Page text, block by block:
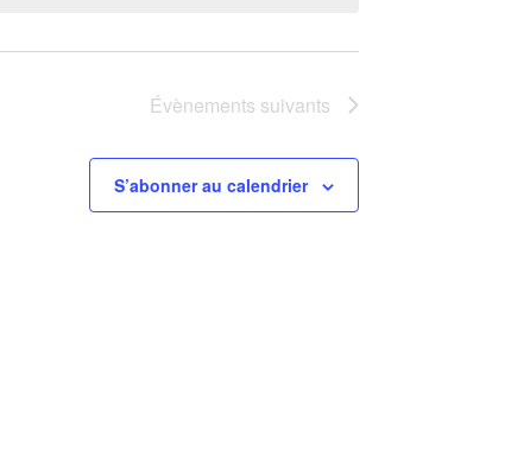
Évènements suivants
S’abonner au calendrier